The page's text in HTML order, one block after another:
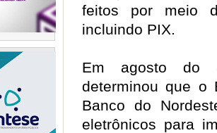
feitos por meio
incluindo PIX.
Em agosto do
determinou que
Banco do
eletrônicos para